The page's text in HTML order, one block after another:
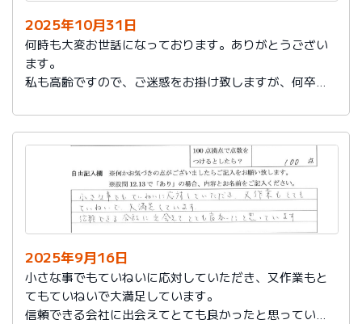
2025年10月31日
何時も大変お世話になっております。ありがとうござい
ます。
私も高齢ですので、ご迷惑をお掛け致しますが、何卒よ
2025年9月16日
小さな事でもていねいに応対していただき、又作業もと
てもていねいで大満足しています。
信頼できる会社に出会えてとても良かったと思っていま